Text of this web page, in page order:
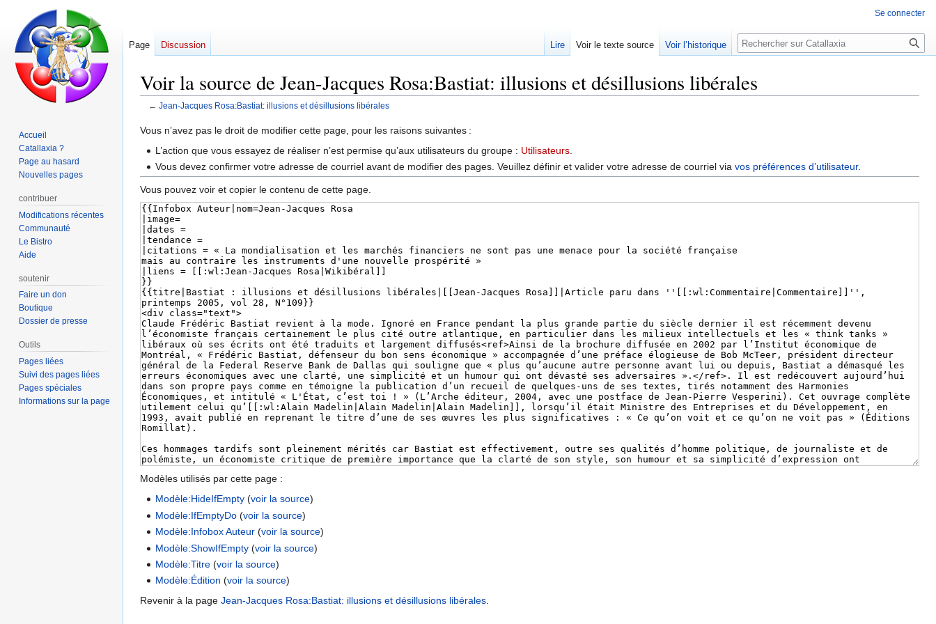
Voir la source de Jean-Jacques Rosa:Bastiat: illusions et désillusions libérales
← Jean-Jacques Rosa:Bastiat: illusions et désillusions libérales
Aller
navigation
Aller
recherche
Vous n’avez pas le droit de modifier cette page, pour les raisons suivantes :
L’action que vous essayez de réaliser n’est permise qu’aux utilisateurs du groupe : Utilisateurs
Vous devez confirmer votre adresse de courriel avant de modifier des pages. Veuillez définir et valider votre adresse de courriel viavos préférences d’utilisateur.
Vous pouvez voir et copier le contenu de cette page.
Modèles utilisés par cette page :
Modèle:HideIfEmpty (voir la source)
Modèle:IfEmptyDo (voir la source)
Modèle:Infobox Auteur (voir la source)
Modèle:ShowIfEmpty (voir la source)
Modèle:Titre (voir la source)
Modèle:Édition (voir la source)
Revenir à la page Jean-Jacques Rosa:Bastiat: illusions et désillusions libérales.
Se connecter
Page Discussion Lire Voir le texte source Voir l’historique Rechercher
Accueil
Catallaxia ?
Page au hasard
Nouvelles pages
contribuer
Modifications récentes
Communauté
Le Bistro
Aide
soutenir
Faire un don
Boutique
Dossier de presse
Outils
Pages liées
Suivi des pages liées
Pages spéciales
Informations sur la page